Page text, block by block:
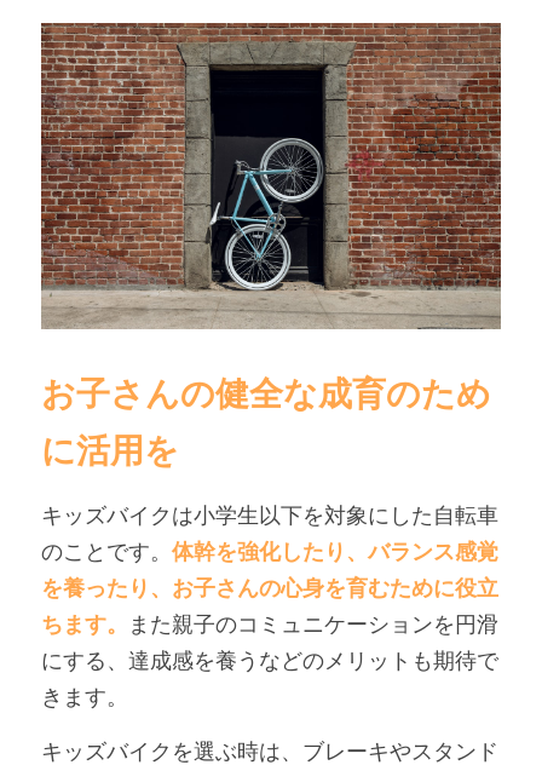
お子さんの健全な成育のため
に活用を
キッズバイクは小学生以下を対象にした自転車
のことです。 体幹を強化したり、バランス感覚
を養ったり、お子さんの心身を育むために役立
ちます。
また親子のコミュニケーションを円滑
にする、達成感を養うなどのメリットも期待で
きます。
キッズバイクを選ぶ時は、ブレーキやスタンド